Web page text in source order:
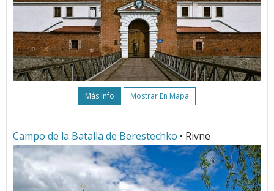
Más Info Mostrar En Mapa
Campo de la Batalla de Berestechko • Rivne